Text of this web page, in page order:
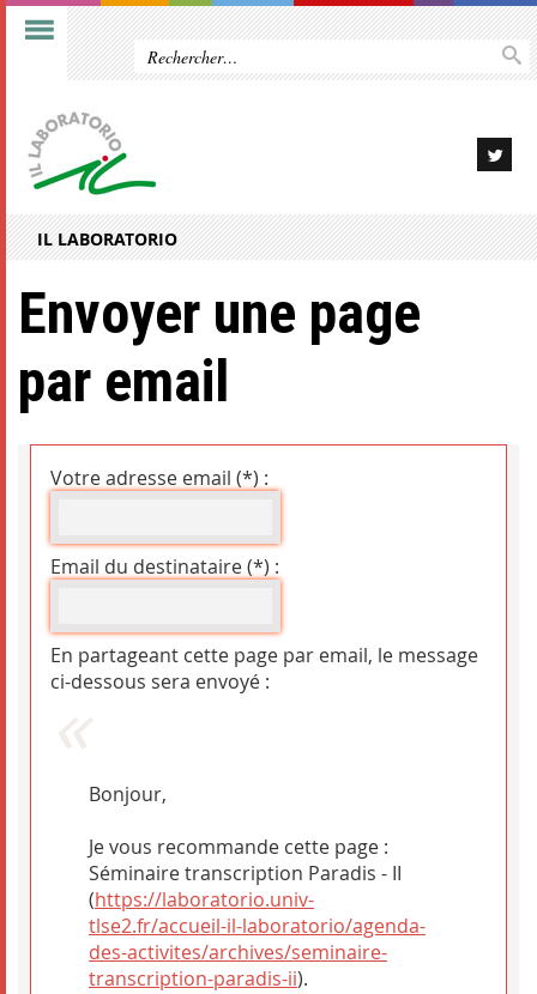
IL LABORATORIO
Envoyer une page
par email
Votre adresse email (*) :
Email du destinataire (*) :
En partageant cette page par email, le message
ci-dessous sera envoyé :
Bonjour,
Je vous recommande cette page :
Séminaire transcription Paradis - II
(https://laboratorio.univ-
tlse2.fr/accueil-il-laboratorio/agenda-
des-activites/archives/seminaire-
transcription-paradis-ii).